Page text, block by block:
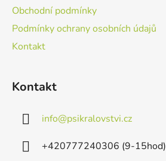
Obchodní podmínky
Podmínky ochrany osobních údajů
Kontakt
Kontakt
info@psikralovstvi.cz
+420777240306 (9-15hod)